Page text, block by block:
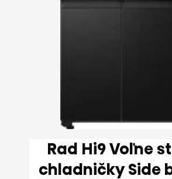
Rad Hi9 Voľne stojaca
chladničky Side